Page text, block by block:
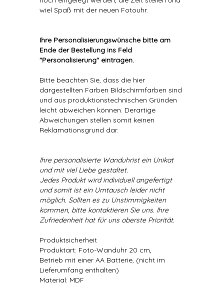
wiel Spaß mit der neuen Fotouhr.
Ihre Personalisierungswünsche bitte am
Ende der Bestellung ins Feld
"Personalisierung" eintragen.
Bitte beachten Sie, dass die hier
dargestellten Farben Bildschirmfarben sind
und aus produktionstechnischen Gründen
leicht abweichen können. Derartige
Abweichungen stellen somit keinen
Reklamationsgrund dar.
Ihre personalisierte Wanduhrist ein Unikat
und mit viel Liebe gestaltet.
Jedes Produkt wird individuell angefertigt
und somit ist ein Umtausch leider nicht
möglich. Sollten es zu Unstimmigkeiten
kommen, bitte kontaktieren Sie uns. Ihre
Zufriedenheit hat für uns oberste Priorität.
Produktsicherheit
Produktart: Foto-Wanduhr 20 cm,
Betrieb mit einer AA Batterie, (nicht im
Lieferumfang enthalten)
Material: MDF